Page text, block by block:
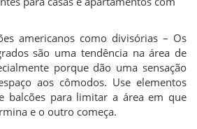
americanos como divisórias – Os
são uma tendência na área de
porque dão uma sensação
aos cômodos. Use elementos
balcões para limitar a área em que
e o outro começa.